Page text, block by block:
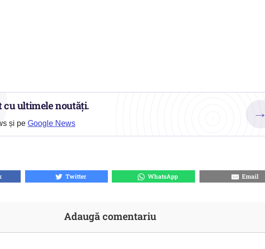
cu ultimele noutăți.
și pe Google News
→
Twitter WhatsApp Email
Adaugă comentariu